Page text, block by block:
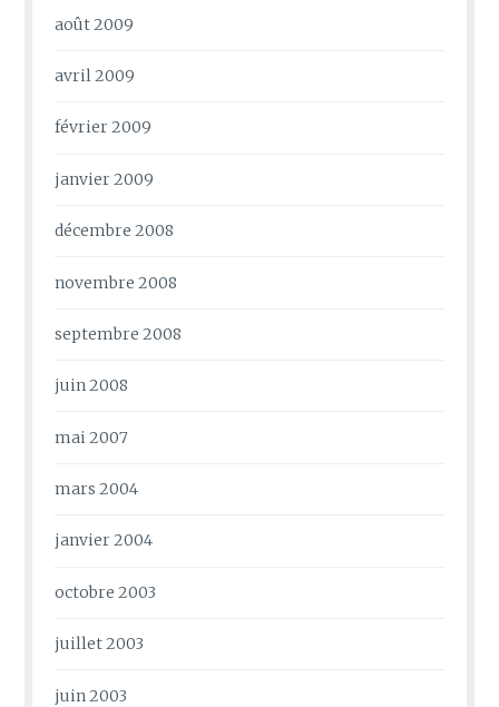
août 2009
avril 2009
février 2009
janvier 2009
décembre 2008
novembre 2008
septembre 2008
juin 2008
mai 2007
mars 2004
janvier 2004
octobre 2003
juillet 2003
juin 2003